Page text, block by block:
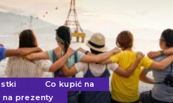
Co kupić na
na prezenty